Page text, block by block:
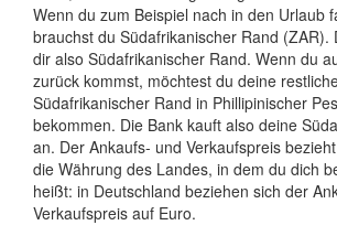
Wenn du zum Beispiel nach in den Urlaub
brauchst du Südafrikanischer Rand (ZAR).
dir also Südafrikanischer Rand. Wenn du
zurück kommst, möchtest du deine
Südafrikanischer Rand in Phillipinischer
bekommen. Die Bank kauft also deine
an. Der Ankaufs- und Verkaufspreis
die Währung des Landes, in dem du dich
heißt: in Deutschland beziehen sich der
Verkaufspreis auf Euro.